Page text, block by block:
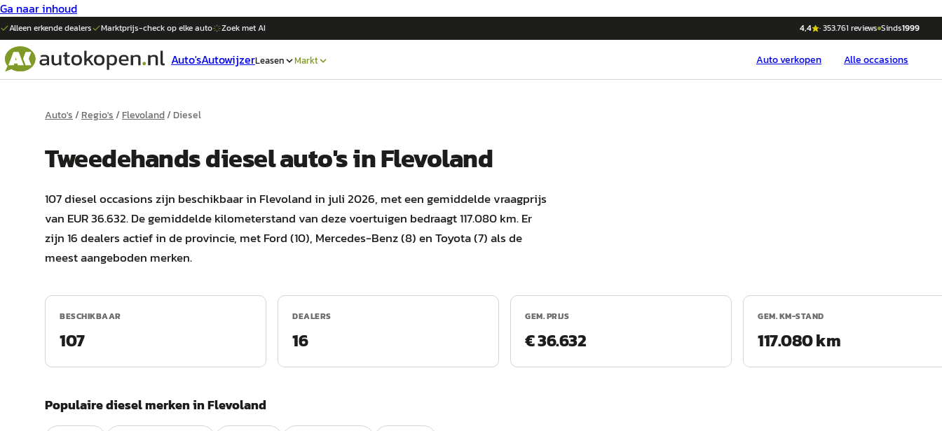
Ga naar inhoud
Alleen erkende dealers Marktprijs-check op elkeauto Zoek met AI 4,4 ·353.761 reviews Sinds1999
Auto'sAutowijzerLeasen Markt Autoverkopen Alle occasions
Auto's/Regio's/Flevoland/Diesel
Tweedehandsdieselauto'sinFlevoland
107 diesel occasions zijn beschikbaar in Flevoland in juli 2026, met een gemiddelde vraagprijs
van EUR 36.632. De gemiddelde kilometerstand van deze voertuigen bedraagt 117.080 km. Er
zijn 16 dealers actief in de provincie, met Ford (10), Mercedes-Benz (8) en Toyota (7) als de
meest aangeboden merken.
BESCHIKBAAR
107
DEALERS
16
GEM. PRIJS
€ 36.632
GEM. KM-STAND
117.080 km
Populairedieselmerken inFlevoland